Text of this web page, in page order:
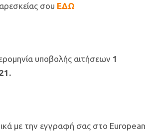
σου ΕΔΩ
υποβολής αιτήσεων 1
με την εγγραφή σας στο European